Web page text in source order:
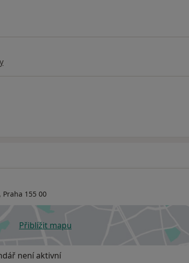
, Praha 155 00
Přiblížit mapuse otevře v nové záložce
není aktivní